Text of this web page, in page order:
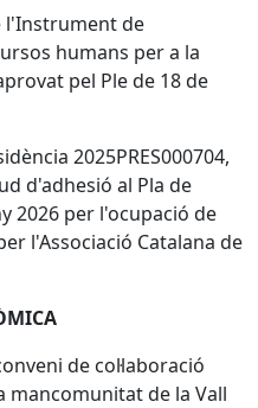
l'Instrument de
humans per a la
pel Ple de 18 de
2025PRES000704,
d'adhesió al Pla de
2026 per l'ocupació de
l'Associació Catalana de
de col·laboració
mancomunitat de la Vall